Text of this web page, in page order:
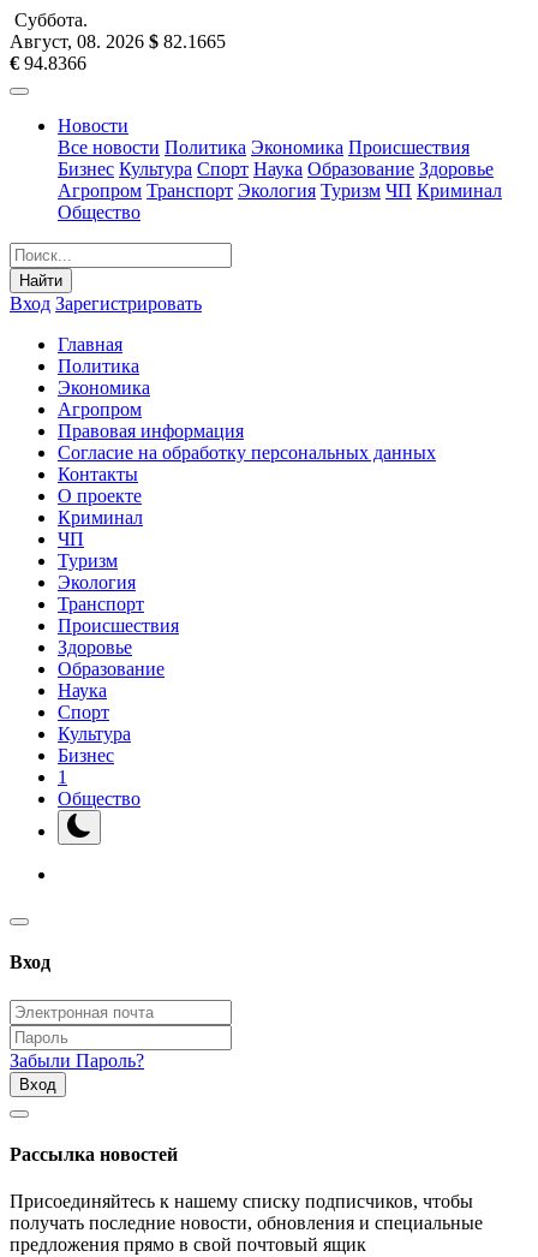
Суббота.
Август, 08. 2026 $ 82.1665
€ 94.8366
Новости
Все новости Политика Экономика Происшествия
Бизнес Культура Спорт Наука Образование Здоровье
Агропром Транспорт Экология Туризм ЧП Криминал
Общество
Найти
Вход Зарегистрировать
Главная
Политика
Экономика
Агропром
Правовая информация
Согласие на обработку персональных данных
Контакты
О проекте
Криминал
ЧП
Туризм
Экология
Транспорт
Происшествия
Здоровье
Образование
Наука
Спорт
Культура
Бизнес
1
Общество
Вход
Забыли Пароль?
Вход
Рассылка новостей
Присоединяйтесь к нашему списку подписчиков, чтобы
получать последние новости, обновления и специальные
предложения прямо в свой почтовый ящик